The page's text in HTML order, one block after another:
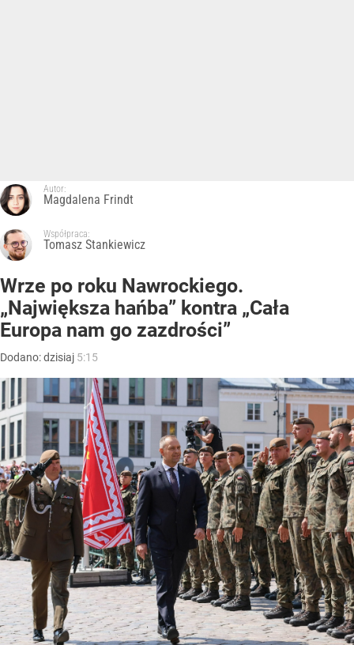
Autor:
Magdalena Frindt
Współpraca:
Tomasz Stankiewicz
Wrze po roku Nawrockiego.
„Największa hańba” kontra „Cała
Europa nam go zazdrości”
Dodano:dzisiaj 5:15